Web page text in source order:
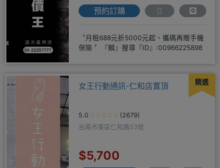
預約訂購
〝月租688元折5000元起、攜碼再贈手機
保險 〞『賴』搜尋『ID』:00966225898
精選
女王行動通訊-仁和店置頂
5.0
(2679)
台南市東區仁和路53號
$5,700